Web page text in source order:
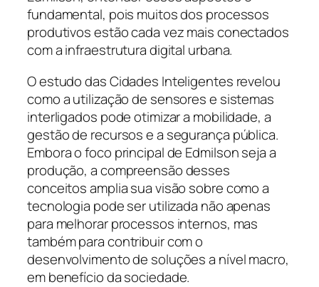
fundamental, pois muitos dos processos
produtivos estão cada vez mais conectados
com a infraestrutura digital urbana.
O estudo das Cidades Inteligentes revelou
como a utilização de sensores e sistemas
interligados pode otimizar a mobilidade, a
gestão de recursos e a segurança pública.
Embora o foco principal de Edmilson seja a
produção, a compreensão desses
conceitos amplia sua visão sobre como a
tecnologia pode ser utilizada não apenas
para melhorar processos internos, mas
também para contribuir com o
desenvolvimento de soluções a nível macro,
em benefício da sociedade.